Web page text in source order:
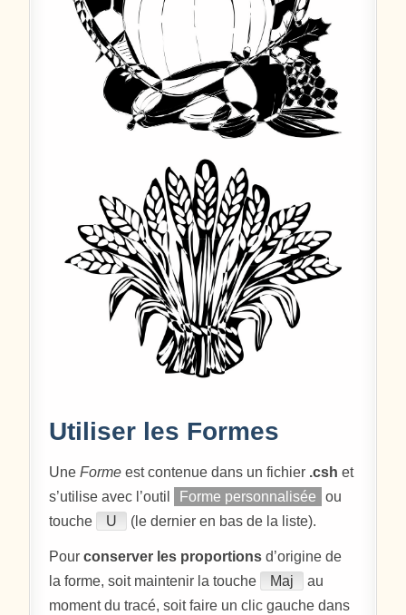
Utiliser les Formes
UneForme est contenue dans un fichier .csh et
s’utilise avec l’outil
Forme personnalisée
ou
touche
U (le dernier en bas de la liste).
Pourconserver les proportions d’origine de
la forme, soit maintenir la touche
Maj
au
moment du tracé, soit faire un clic gauche dans